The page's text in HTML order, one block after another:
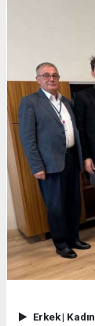
Erkek| Kadın